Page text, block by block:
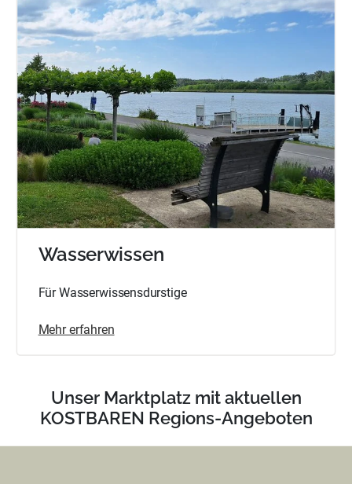
Wasserwissen
Für Wasserwissensdurstige
Mehr erfahren
Unser Marktplatz mit aktuellen
KOSTBAREN Regions-Angeboten